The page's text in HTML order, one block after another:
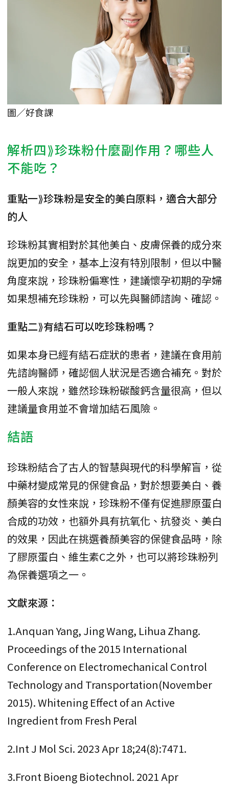
圖／好食課
解析四⟫珍珠粉什麼副作用？哪些人
不能吃？
重點一⟫珍珠粉是安全的美白原料，適合大部分
的人
珍珠粉其實相對於其他美白、皮膚保養的成分來
說更加的安全，基本上沒有特別限制，但以中醫
角度來說，珍珠粉偏寒性，建議懷孕初期的孕婦
如果想補充珍珠粉，可以先與醫師諮詢、確認。
重點二⟫有結石可以吃珍珠粉嗎？
如果本身已經有結石症狀的患者，建議在食用前
先諮詢醫師，確認個人狀況是否適合補充。對於
一般人來說，雖然珍珠粉碳酸鈣含量很高，但以
建議量食用並不會增加結石風險。
結語
珍珠粉結合了古人的智慧與現代的科學解盲，從
中藥材變成常見的保健食品，對於想要美白、養
顏美容的女性來說，珍珠粉不僅有促進膠原蛋白
合成的功效，也額外具有抗氧化、抗發炎、美白
的效果，因此在挑選養顏美容的保健食品時，除
了膠原蛋白、維生素C之外，也可以將珍珠粉列
為保養選項之一。
文獻來源：
1.Anquan Yang, Jing Wang, Lihua Zhang.
Proceedings of the 2015 International
Conference on Electromechanical Control
Technology and Transportation(November
2015). Whitening Effect of an Active
Ingredient from Fresh Peral
2.Int J Mol Sci. 2023 Apr 18;24(8):7471.
3.Front Bioeng Biotechnol. 2021 Apr